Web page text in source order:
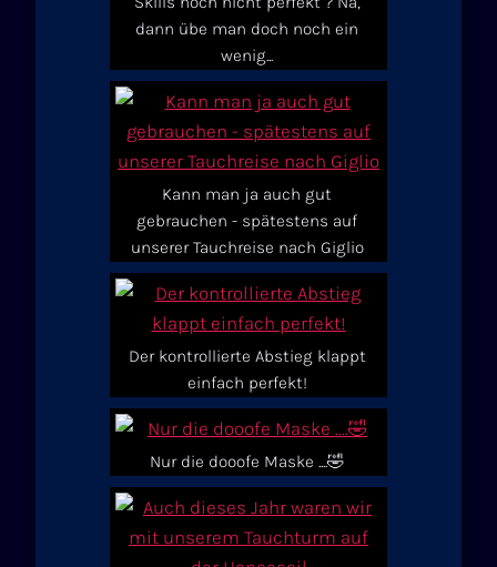
dann übe man doch noch ein
wenig...
Kann man ja auch gut
gebrauchen - spätestens auf
unserer Tauchreise nach Giglio
Der kontrollierte Abstieg klappt
einfach perfekt!
Nur die dooofe Maske ....🤣